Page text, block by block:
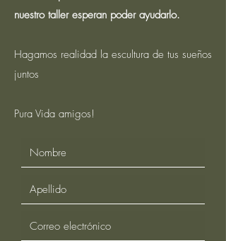
nuestro taller esperan poder ayudarlo.
Hagamos realidad la escultura de tus sueños
juntos
Pura Vida amigos!